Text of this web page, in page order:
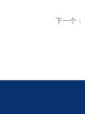
下一个：